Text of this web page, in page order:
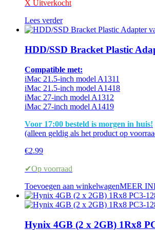
X Uitverkocht
Lees verder
HDD/SSD Bracket Plastic
Compatible met:
iMac 21.5-inch model A1311
iMac 21.5-inch model A1418
iMac 27-inch model A1312
iMac 27-inch model A1419
Voor 17:00 besteld is morgen in huis!
(alleen geldig als het product op
€2.99
✔Op voorraad
Toevoegen aan winkelwagenMEER
Hynix 4GB (2 x 2GB) 1Rx8